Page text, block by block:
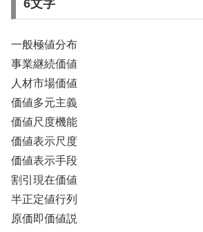
6文字
一般極値分布
事業継続価値
人材市場価値
価値多元主義
価値尺度機能
価値表示尺度
価値表示手段
割引現在価値
半正定値行列
原価即価値説